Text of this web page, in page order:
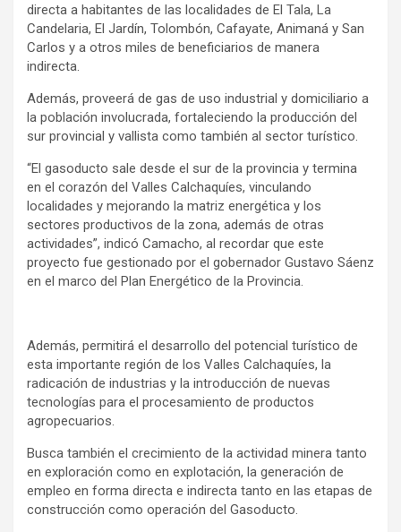
directa a habitantes de las localidades de El Tala, La
Candelaria, El Jardín, Tolombón, Cafayate, Animaná y San
Carlos y a otros miles de beneficiarios de manera
indirecta.
Además, proveerá de gas de uso industrial y domiciliario a
la población involucrada, fortaleciendo la producción del
sur provincial y vallista como también al sector turístico.
“El gasoducto sale desde el sur de la provincia y termina
en el corazón del Valles Calchaquíes, vinculando
localidades y mejorando la matriz energética y los
sectores productivos de la zona, además de otras
actividades”, indicó Camacho, al recordar que este
proyecto fue gestionado por el gobernador Gustavo Sáenz
en el marco del Plan Energético de la Provincia.
Además, permitirá el desarrollo del potencial turístico de
esta importante región de los Valles Calchaquíes, la
radicación de industrias y la introducción de nuevas
tecnologías para el procesamiento de productos
agropecuarios.
Busca también el crecimiento de la actividad minera tanto
en exploración como en explotación, la generación de
empleo en forma directa e indirecta tanto en las etapas de
construcción como operación del Gasoducto.